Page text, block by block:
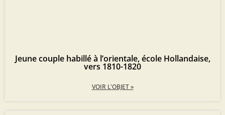
Jeune couple habillé à l’orientale, école Hollandaise,
vers 1810-1820
VOIR L'OBJET »